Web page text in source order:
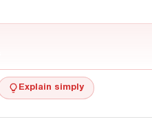
Explain simply